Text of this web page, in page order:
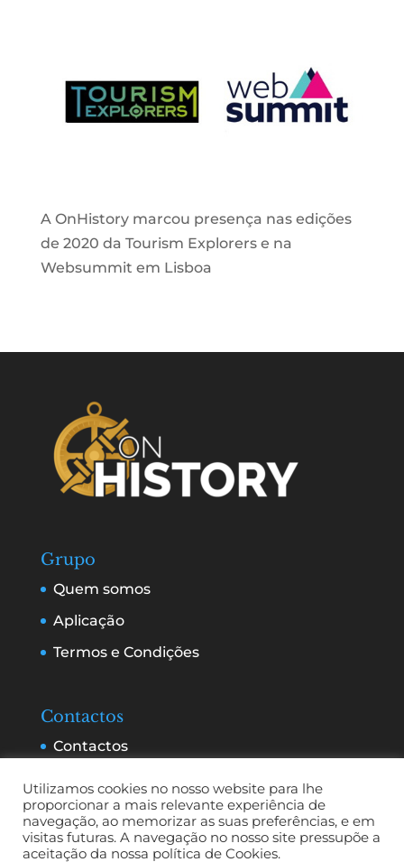
A OnHistory marcou presença nas edições
de 2020 da Tourism Explorers e na
Websummit em Lisboa
Grupo
Quem somos
Aplicação
Termos e Condições
Contactos
Contactos
Utilizamos cookies no nosso website para lhe
proporcionar a mais relevante experiência de
navegação, ao memorizar as suas preferências, e em
visitas futuras. A navegação no nosso site pressupõe a
aceitação da nossa política de Cookies.